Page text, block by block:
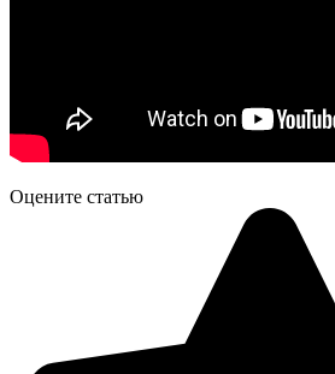
Оцените статью